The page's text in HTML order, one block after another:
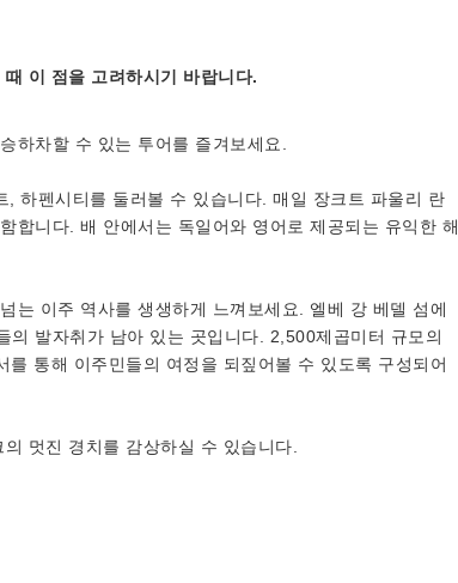
이 점을 고려하시기 바랍니다.
하차할 수 있는 투어를 즐겨보세요.
하펜시티를 둘러볼 수 있습니다. 매일 장크트 파울리 란
합니다. 배 안에서는 독일어와 영어로 제공되는 유익한 해
는 이주 역사를 생생하게 느껴보세요. 엘베 강 베델 섬에
발자취가 남아 있는 곳입니다. 2,500제곱미터 규모의
통해 이주민들의 여정을 되짚어볼 수 있도록 구성되어
멋진 경치를 감상하실 수 있습니다.